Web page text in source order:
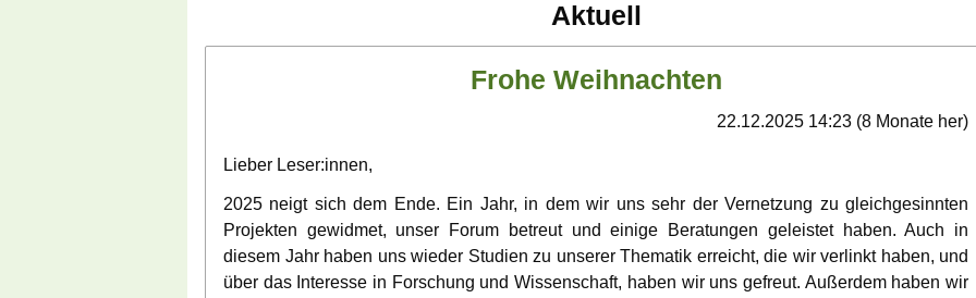
Aktuell
Frohe Weihnachten
22.12.2025 14:23 (8 Monate her)
Lieber Leser:innen,
2025 neigt sich dem Ende. Ein Jahr, in dem wir uns sehr der Vernetzung zu gleichgesinnten
Projekten gewidmet, unser Forum betreut und einige Beratungen geleistet haben. Auch in
diesem Jahr haben uns wieder Studien zu unserer Thematik erreicht, die wir verlinkt haben, und
über das Interesse in Forschung und Wissenschaft, haben wir uns gefreut. Außerdem haben wir